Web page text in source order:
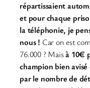
répartissaient
et pour chaque
la téléphonie, je
nous ! Car on est
76.000 ? Maisà 10€
champion bien
par le nombre de